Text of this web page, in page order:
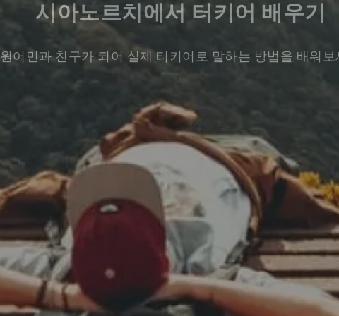
시아노르치에서 터키어 배우기
원어민과 친구가 되어 실제 터키어로 말하는 방법을 배워보